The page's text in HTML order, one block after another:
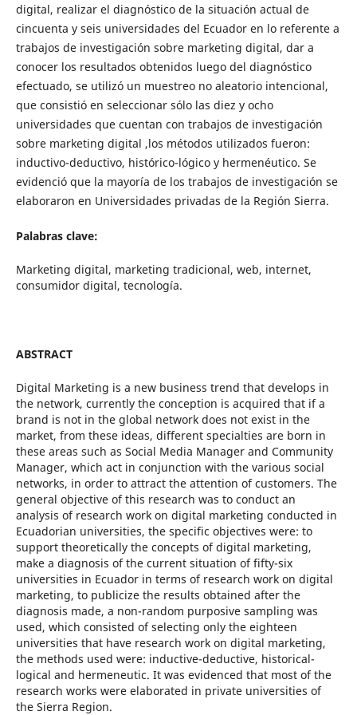
digital, realizar el diagnóstico de la situación actual de
cincuenta y seis universidades del Ecuador en lo referente a
trabajos de investigación sobre marketing digital, dar a
conocer los resultados obtenidos luego del diagnóstico
efectuado, se utilizó un muestreo no aleatorio intencional,
que consistió en seleccionar sólo las diez y ocho
universidades que cuentan con trabajos de investigación
sobre marketing digital ,los métodos utilizados fueron:
inductivo-deductivo, histórico-lógico y hermenéutico. Se
evidenció que la mayoría de los trabajos de investigación se
elaboraron en Universidades privadas de la Región Sierra.
Palabras clave:
Marketing digital, marketing tradicional, web, internet,
consumidor digital, tecnología.
ABSTRACT
Digital Marketing is a new business trend that develops in
the network, currently the conception is acquired that if a
brand is not in the global network does not exist in the
market, from these ideas, different specialties are born in
these areas such as Social Media Manager and Community
Manager, which act in conjunction with the various social
networks, in order to attract the attention of customers. The
general objective of this research was to conduct an
analysis of research work on digital marketing conducted in
Ecuadorian universities, the specific objectives were: to
support theoretically the concepts of digital marketing,
make a diagnosis of the current situation of fifty-six
universities in Ecuador in terms of research work on digital
marketing, to publicize the results obtained after the
diagnosis made, a non-random purposive sampling was
used, which consisted of selecting only the eighteen
universities that have research work on digital marketing,
the methods used were: inductive-deductive, historical-
logical and hermeneutic. It was evidenced that most of the
research works were elaborated in private universities of
the Sierra Region.